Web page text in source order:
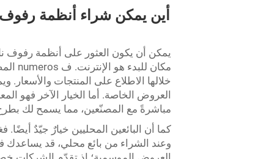
يمكن أن يكون العثور على أنظمة رفوف
خلالها الاطلاع على المنتجات والأسعار.
العروض الخاصة. أما الخيار الآخر فهو
مباشرةً مع المصنّعين، مما يسمح لك
كما أن البائعين المحليين خيارٌ جيّدٌ
وعند الشراء من بائع محلي، قد يساعدك